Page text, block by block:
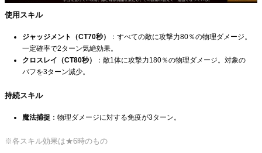
使用スキル
ジャッジメント（CT70秒）
：すべての敵に攻撃力80％の物理ダメージ。
一定確率で2ターン気絶効果。
クロスレイ（CT80秒）
：敵1体に攻撃力180％の物理ダメージ。対象の
バフを3ターン減少。
持続スキル
魔法捕捉 ：物理ダメージに対する免疫が3ターン。
※各スキル効果は★6時のもの